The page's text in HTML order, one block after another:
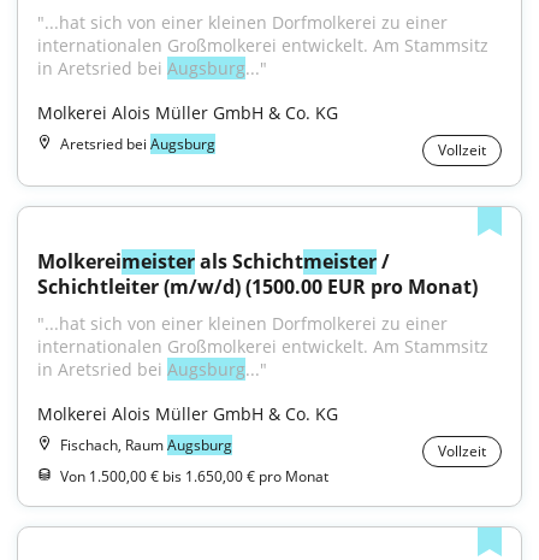
"...hat sich von einer kleinen Dorfmolkerei zu einer
internationalen Großmolkerei entwickelt. Am Stammsitz
in Aretsried bei Augsburg..."
Molkerei Alois Müller GmbH & Co. KG
Aretsried bei Augsburg Vollzeit
Molkereimeister als Schichtmeister /
Schichtleiter (m/w/d) (1500.00 EUR pro Monat)
"...hat sich von einer kleinen Dorfmolkerei zu einer
internationalen Großmolkerei entwickelt. Am Stammsitz
in Aretsried bei Augsburg..."
Molkerei Alois Müller GmbH & Co. KG
Fischach, RaumAugsburg
Vollzeit
Von 1.500,00 € bis 1.650,00 € pro Monat